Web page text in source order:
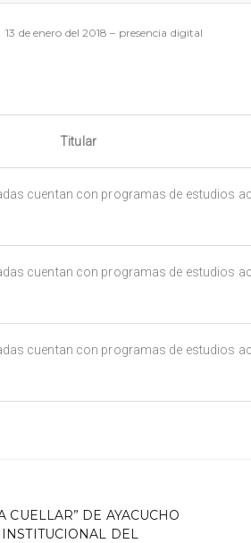
13 de enero del 2018 – presencia digital
Titular
cuentan con programas de estudios
cuentan con programas de estudios
cuentan con programas de estudios
CUELLAR” DE AYACUCHO
DEL